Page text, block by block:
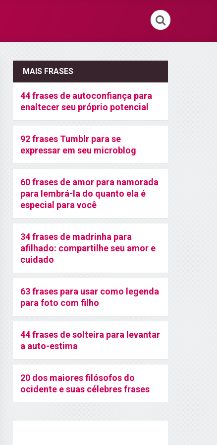
MAIS FRASES
44 frases de autoconfiança para
enaltecer seu próprio potencial
92 frases Tumblr para se
expressar em seu microblog
60 frases de amor para namorada
para lembrá-la do quanto ela é
especial para você
34 frases de madrinha para
afilhado: compartilhe seu amor e
cuidado
63 frases para usar como legenda
para foto com filho
44 frases de solteira para levantar
a auto-estima
20 dos maiores filósofos do
ocidente e suas célebres frases